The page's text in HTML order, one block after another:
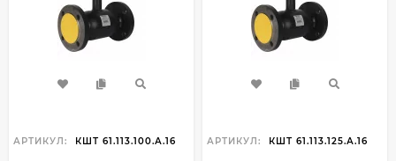
АРТИКУЛ: КШТ 61.113.100.А.16 АРТИКУЛ: КШТ 61.113.125.А.16